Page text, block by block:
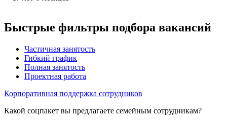
Быстрые фильтры подбора вакансий
Частичная занятость
Гибкий график
Полная занятость
Проектная работа
Корпоративная поддержка сотрудников
Какой соцпакет вы предлагаете семейным сотрудникам?